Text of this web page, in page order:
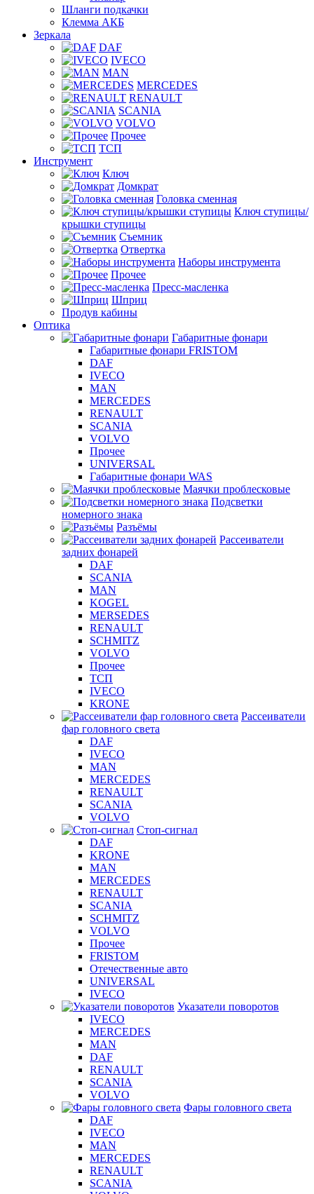
Шланги подкачки
Клемма АКБ
Зеркала
DAF
IVECO
MAN
MERCEDES
RENAULT
SCANIA
VOLVO
Прочее
ТСП
Инструмент
Ключ
Домкрат
Головка сменная
Ключ ступицы/
крышки ступицы
Съемник
Отвертка
Наборы инструмента
Прочее
Пресс-масленка
Шприц
Продув кабины
Оптика
Габаритные фонари
Габаритные фонари FRISTOM
DAF
IVECO
MAN
MERCEDES
RENAULT
SCANIA
VOLVO
Прочее
UNIVERSAL
Габаритные фонари WAS
Маячки проблесковые
Подсветки
номерного знака
Разъёмы
Рассеиватели
задних фонарей
DAF
SCANIA
MAN
KOGEL
MERSEDES
RENAULT
SCHMITZ
VOLVO
Прочее
ТСП
IVECO
KRONE
Рассеиватели
фар головного света
DAF
IVECO
MAN
MERCEDES
RENAULT
SCANIA
VOLVO
Стоп-сигнал
DAF
KRONE
MAN
MERCEDES
RENAULT
SCANIA
SCHMITZ
VOLVO
Прочее
FRISTOM
Отечественные авто
UNIVERSAL
IVECO
Указатели поворотов
IVECO
MERCEDES
MAN
DAF
RENAULT
SCANIA
VOLVO
Фары головного света
DAF
IVECO
MAN
MERCEDES
RENAULT
SCANIA